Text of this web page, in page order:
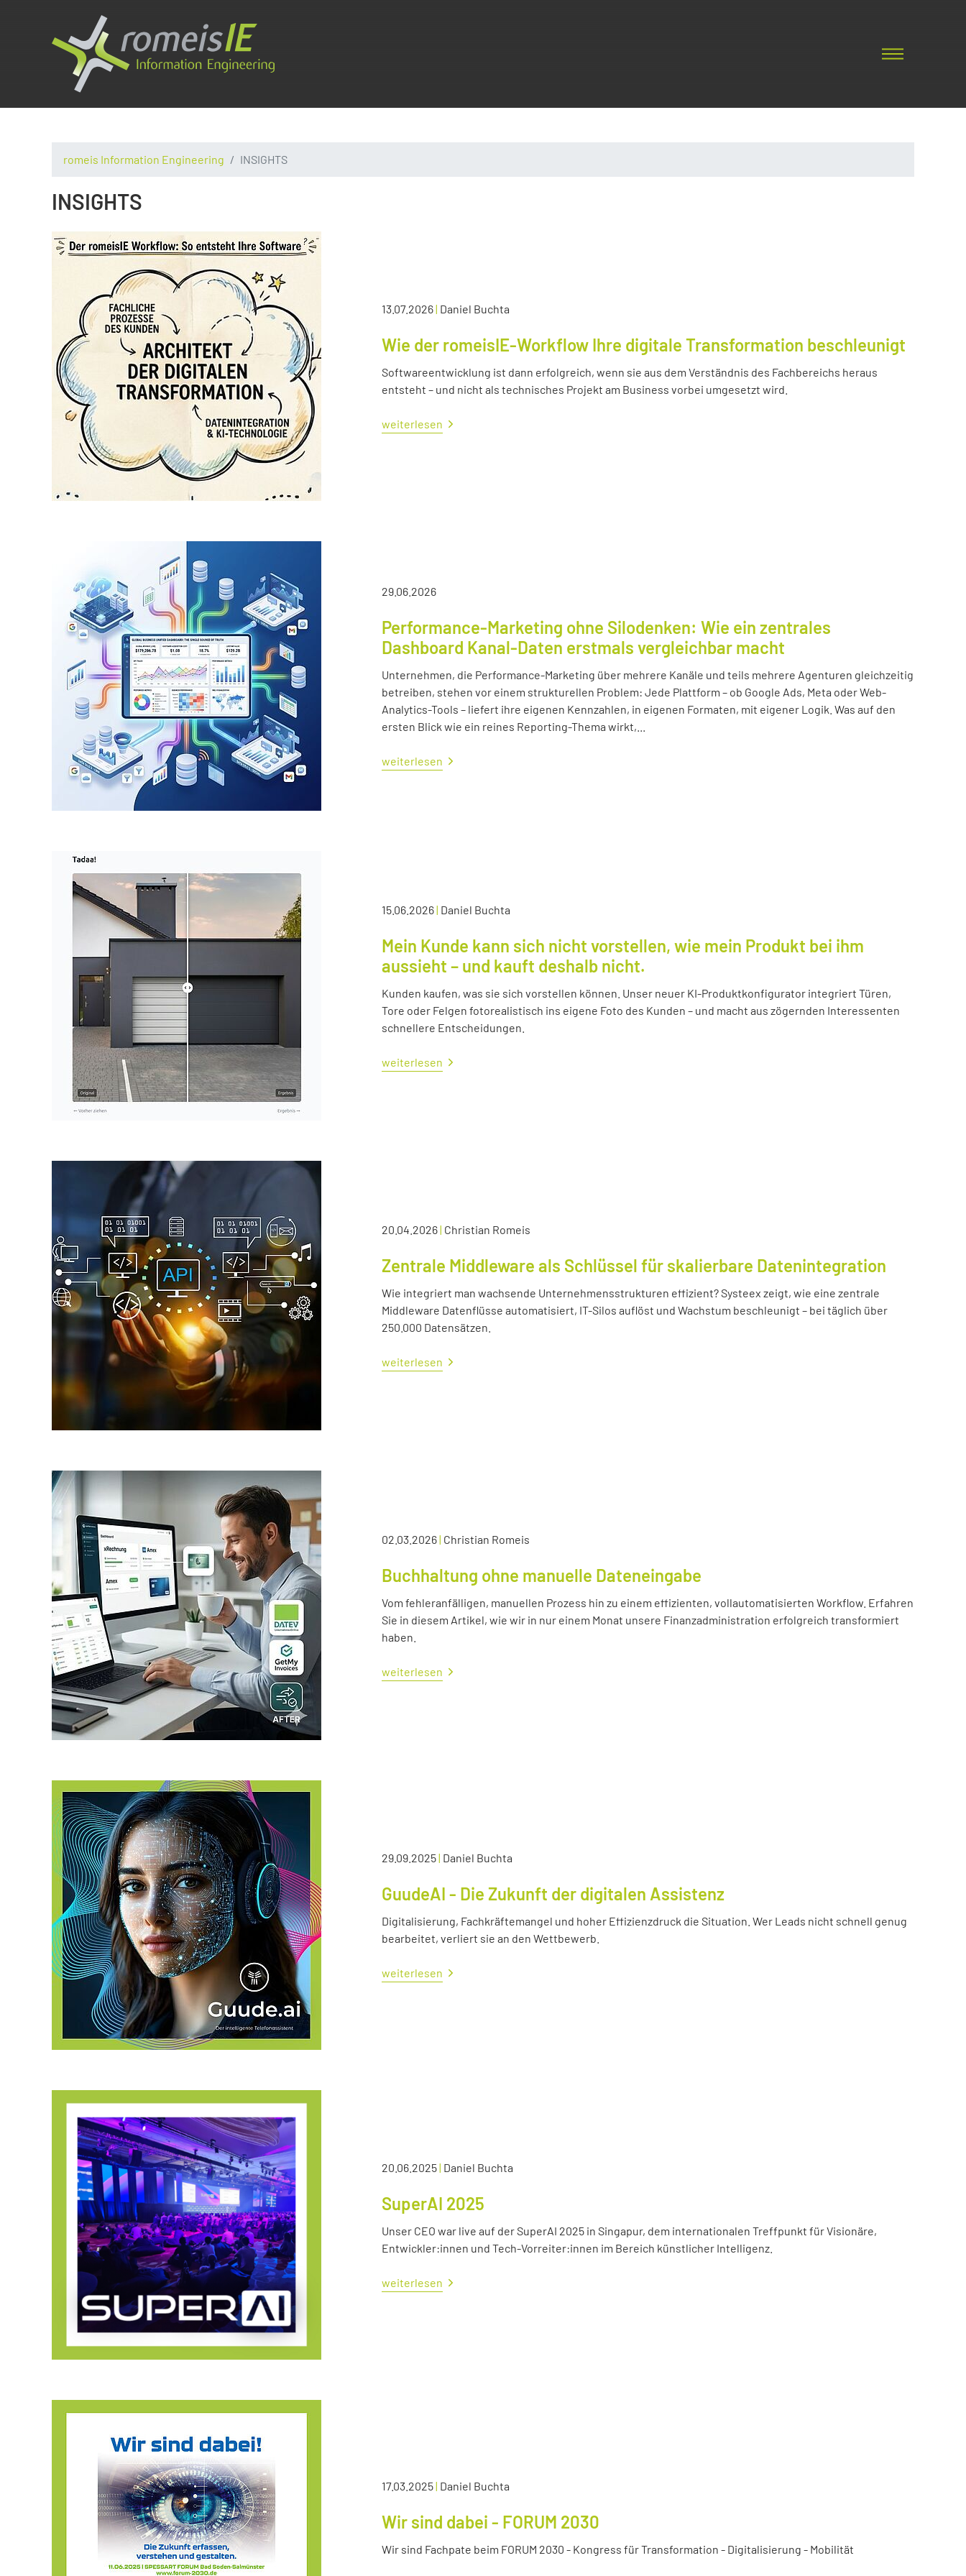
romeis Information Engineering INSIGHTS
INSIGHTS
13.07.2026| Daniel Buchta
Wie der romeisIE-Workflow Ihre digitale Transformation beschleunigt
Softwareentwicklung ist dann erfolgreich, wenn sie aus dem Verständnis des Fachbereichs heraus
entsteht – und nicht als technisches Projekt am Business vorbei umgesetzt wird.
weiterlesen
29.06.2026
Performance-Marketing ohne Silodenken: Wie ein zentrales
Dashboard Kanal-Daten erstmals vergleichbar macht
Unternehmen, die Performance-Marketing über mehrere Kanäle und teils mehrere Agenturen gleichzeitig
betreiben, stehen vor einem strukturellen Problem: Jede Plattform – ob Google Ads, Meta oder Web-
Analytics-Tools – liefert ihre eigenen Kennzahlen, in eigenen Formaten, mit eigener Logik. Was auf den
ersten Blick wie ein reines Reporting-Thema wirkt,...
weiterlesen
15.06.2026| Daniel Buchta
Mein Kunde kann sich nicht vorstellen, wie mein Produkt bei ihm
aussieht – und kauft deshalb nicht.
Kunden kaufen, was sie sich vorstellen können. Unser neuer KI-Produktkonfigurator integriert Türen,
Tore oder Felgen fotorealistisch ins eigene Foto des Kunden – und macht aus zögernden Interessenten
schnellere Entscheidungen.
weiterlesen
20.04.2026| Christian Romeis
Zentrale Middleware als Schlüssel für skalierbare Datenintegration
Wie integriert man wachsende Unternehmensstrukturen effizient? Systeex zeigt, wie eine zentrale
Middleware Datenflüsse automatisiert, IT-Silos auflöst und Wachstum beschleunigt – bei täglich über
250.000 Datensätzen.
weiterlesen
02.03.2026| Christian Romeis
Buchhaltung ohne manuelle Dateneingabe
Vom fehleranfälligen, manuellen Prozess hin zu einem effizienten, vollautomatisierten Workflow. Erfahren
Sie in diesem Artikel, wie wir in nur einem Monat unsere Finanzadministration erfolgreich transformiert
haben.
weiterlesen
29.09.2025| Daniel Buchta
GuudeAI - Die Zukunft der digitalen Assistenz
Digitalisierung, Fachkräftemangel und hoher Effizienzdruck die Situation. Wer Leads nicht schnell genug
bearbeitet, verliert sie an den Wettbewerb.
weiterlesen
20.06.2025| Daniel Buchta
SuperAI 2025
Unser CEO war live auf der SuperAI 2025 in Singapur, dem internationalen Treffpunkt für Visionäre,
Entwickler:innen und Tech-Vorreiter:innen im Bereich künstlicher Intelligenz.
weiterlesen
17.03.2025| Daniel Buchta
Wir sind dabei - FORUM 2030
Wir sind Fachpate beim FORUM 2030 - Kongress für Transformation - Digitalisierung - Mobilität